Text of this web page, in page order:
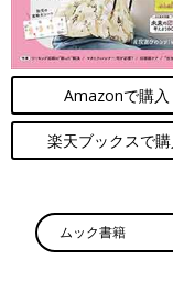
Amazonで購入
楽天ブックスで購
ムック書籍